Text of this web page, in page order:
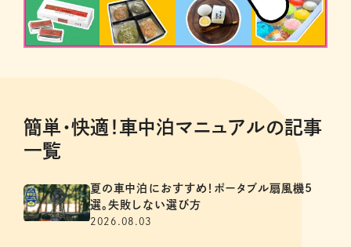
簡単・快適！車中泊マニュアルの記事
一覧
夏の車中泊におすすめ！ポータブル扇風機5
選。失敗しない選び方
2026.08.03